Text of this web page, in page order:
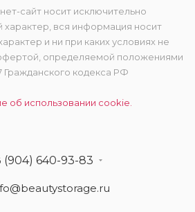
сайт носит исключительно
вся информация носит
и ни при каких условиях не
определяемой положениями
Гражданского кодекса РФ
об использовании cookie.
(904) 640-93-83